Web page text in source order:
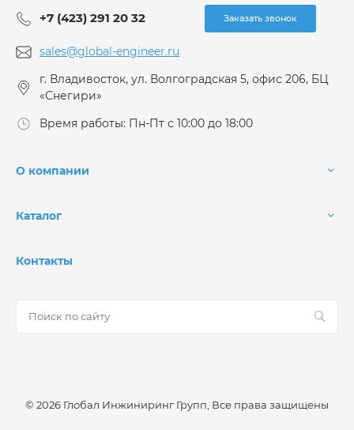
+7 (423) 291 20 32 Заказать звонок
sales@global-engineer.ru
г. Владивосток, ул. Волгоградская 5, офис 206, БЦ
«Снегири»
Время работы: Пн-Пт с 10:00 до 18:00
О компании
Каталог
Контакты
© 2026 Глобал Инжиниринг Групп, Все права защищены